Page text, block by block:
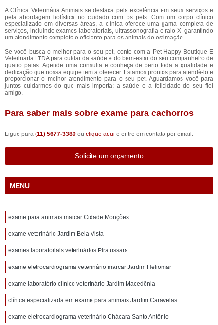
A Clínica Veterinária Animais se destaca pela excelência em seus serviços e
pela abordagem holística no cuidado com os pets. Com um corpo clínico
especializado em diversas áreas, a clínica oferece uma gama completa de
serviços, incluindo exames laboratoriais, ultrassonografia e raio-X, garantindo
um atendimento completo e eficiente para os animais de estimação.
Se você busca o melhor para o seu pet, conte com a Pet Happy Boutique E
Veterinaria LTDA para cuidar da saúde e do bem-estar do seu companheiro de
quatro patas. Agende uma consulta e conheça de perto toda a qualidade e
dedicação que nossa equipe tem a oferecer. Estamos prontos para atendê-lo e
proporcionar o melhor atendimento para o seu pet. Aguardamos você para
juntos cuidarmos do que mais importa: a saúde e a felicidade do seu fiel
amigo.
Para saber mais sobre exame para cachorros
Ligue para (11) 5677-3380 ou clique aqui e entre em contato por email.
Solicite um orçamento
MENU
exame para animais marcar Cidade Monções
exame veterinário Jardim Bela Vista
exames laboratoriais veterinários Pirajussara
exame eletrocardiograma veterinário marcar Jardim Heliomar
exame laboratório clínico veterinário Jardim Macedônia
clínica especializada em exame para animais Jardim Caravelas
exame eletrocardiograma veterinário Chácara Santo Antônio